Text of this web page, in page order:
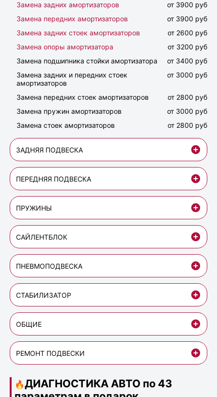
Замена задних амортизаторов
от 3900 руб
Замена передних амортизаторов
от 3900 руб
Замена задних стоек амортизаторов
от 2600 руб
Замена опоры амортизатора
от 3200 руб
Замена подшипника стойки амортизатора
от 3400 руб
Замена задних и передних стоек
амортизаторов
от 3000 руб
Замена передних стоек амортизаторов
от 2800 руб
Замена пружин амортизаторов
от 3000 руб
Замена стоек амортизаторов
от 2800 руб
ЗАДНЯЯ ПОДВЕСКА
ПЕРЕДНЯЯ ПОДВЕСКА
ПРУЖИНЫ
САЙЛЕНТБЛОК
ПНЕВМОПОДВЕСКА
СТАБИЛИЗАТОР
ОБЩИЕ
РЕМОНТ ПОДВЕСКИ
🔥ДИАГНОСТИКА АВТО по 43